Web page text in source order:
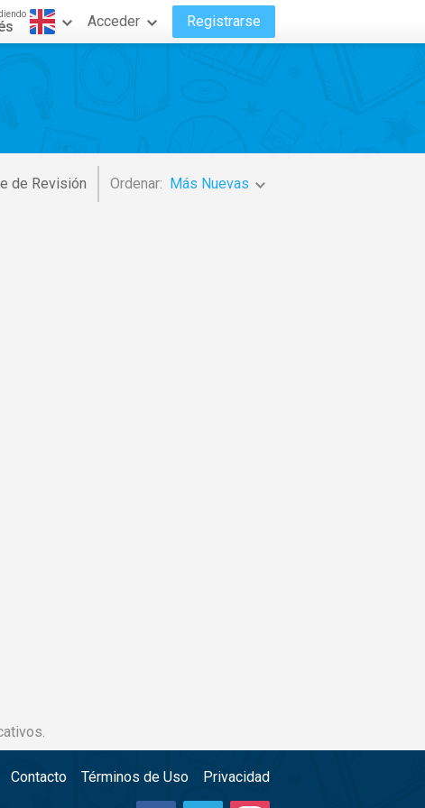
Acceder Registrarse
de Revisión Ordenar: Más Nuevas
Contacto Términos de Uso Privacidad